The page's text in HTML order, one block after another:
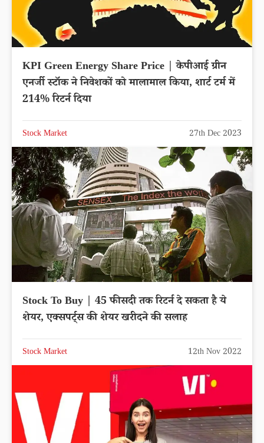
KPI Green Energy Share Price | केपीआई ग्रीन
एनर्जी स्टॉक ने निवेशकों को मालामाल किया, शार्ट टर्म में
214% रिटर्न दिया
Stock Market 27th Dec 2023
Stock To Buy | 45 फीसदी तक रिटर्न दे सकता है ये
शेयर, एक्सपर्ट्स की शेयर खरीदने की सलाह
Stock Market 12th Nov 2022